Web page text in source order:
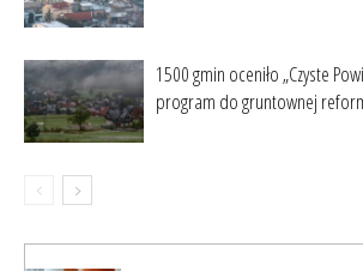
1500 gmin oceniło „Czyste
program do gruntownej